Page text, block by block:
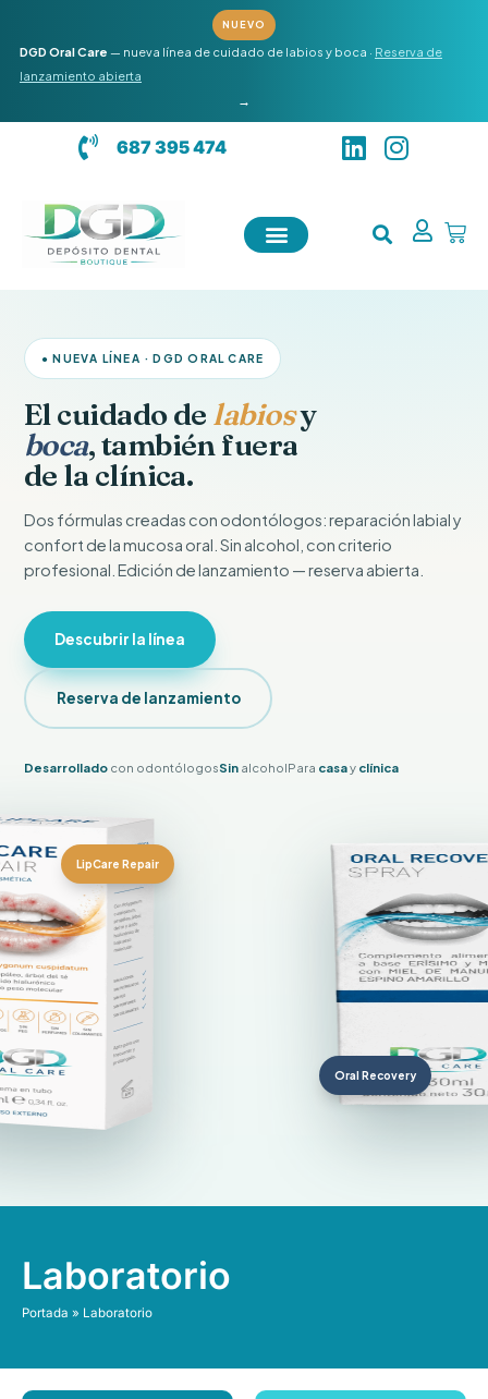
contenido
NUEVO
DGD Oral Care — nueva línea de cuidado de labios y boca · Reserva de
lanzamiento abierta
→
687 395 474
L
d
I
g
● NUEVA LÍNEA · DGD ORAL CARE
El cuidado de labiosy
boca, también fuera
de la clínica.
Dos fórmulas creadas con odontólogos: reparación labial y
confort de la mucosa oral. Sin alcohol, con criterio
profesional. Edición de lanzamiento — reserva abierta.
Descubrir la línea
Reserva de lanzamiento
Desarrollado con odontólogosSin alcoholPara casay clínica
LipCare Repair
Oral Recovery
Laboratorio
Portada » Laboratorio